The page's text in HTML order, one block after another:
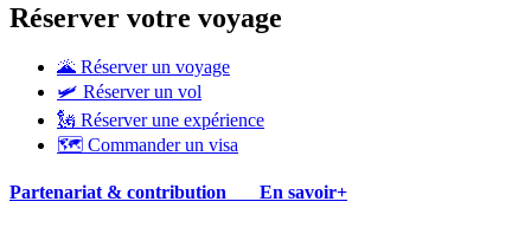
Réserver votre voyage
🌋 Réserver un voyage
🛩 Réserver un vol
🗽 Réserver une expérience
🗺 Commander un visa
Partenariat & contribution En savoir+